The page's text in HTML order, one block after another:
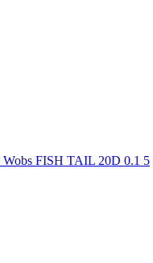
FISH TAIL 20D 0.1 5